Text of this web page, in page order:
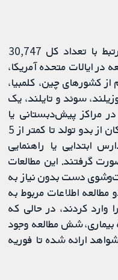
در این جست‌وجوها 19 مطالعه مرتبط با تعداد کل 30,747
ایالات متحده آمریکا،
از کشورهای چین، کلمبیا،
سوئد و تایلند، یک
مراکز پیش‌دبستانی یا
مراکز مراقبت‌های روزانه (سن کودکان از بدو تولد تا کمتر از 5
مدارس ابتدایی یا راهنمایی
5 تا 14 سال) صورت گرفتند. این مطالعات
دست بدون نیاز به
اطلاعات مربوط به
وارد کردند، در حالی که
بیماری، شش مطالعه وجود
ارائه شده تا فوریه